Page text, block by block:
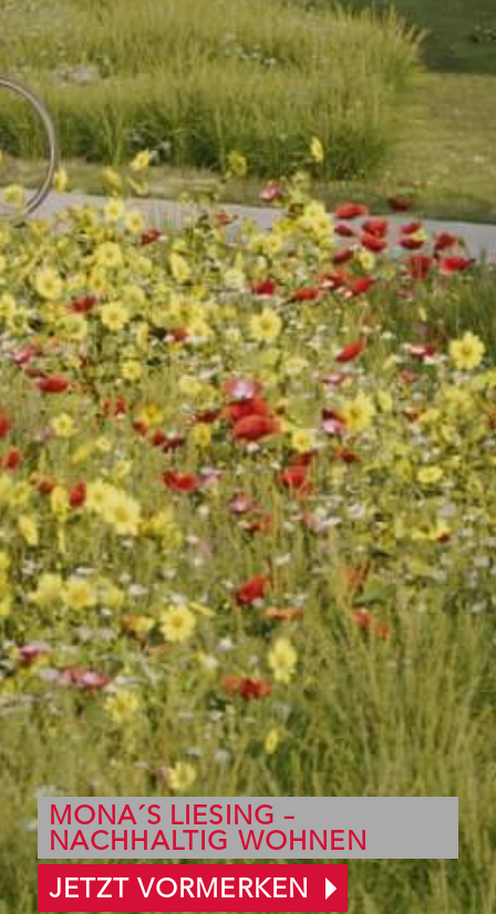
MONA´S LIESING –
NACHHALTIG WOHNEN
JETZT VORMERKEN